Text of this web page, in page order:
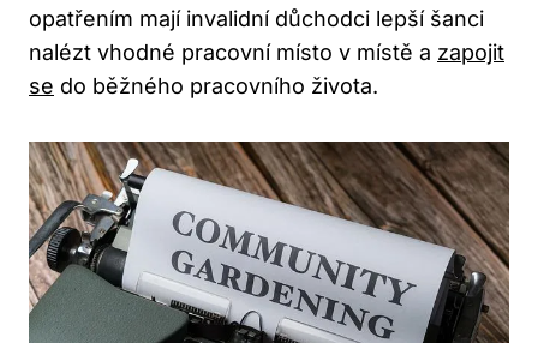
opatřením mají invalidní důchodci lepší šanci
nalézt vhodné pracovní místo v místě a zapojit
se do běžného pracovního života.